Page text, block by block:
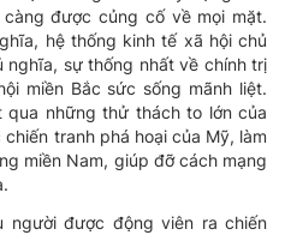
được củng cố về mọi mặt.
hệ thống kinh tế xã hội chủ
nghĩa, sự thống nhất về chính trị
miền Bắc sức sống mãnh liệt.
những thử thách to lớn của
tranh phá hoại của Mỹ, làm
miền Nam, giúp đỡ cách mạng
người được động viên ra chiến